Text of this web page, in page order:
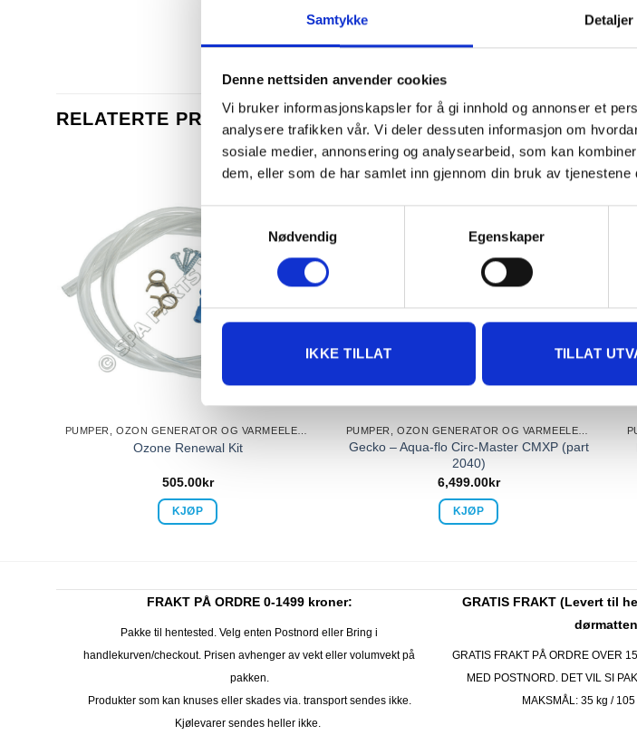
Samtykke Detaljer
Denne nettsiden anvender cookies
Vi bruker informasjonskapsler for å gi innhold og annonser et
analysere trafikken vår. Vi deler dessuten informasjon om
sosiale medier, annonsering og analysearbeid, som kan
dem, eller som de har samlet inn gjennom din bruk av tjenestene
Samtykkevalg
Nødvendig
Egenskaper
IKKE TILLAT TILLAT
Dimensjoner: Lengde: 215 mm
RELATERTE PRODUKTER
Ozone Renewal Kit
505.00kr
KJØP
Gecko – Aqua-flo Circ-Master CMXP (part
2040)
6,499.00kr
KJØP
FRAKT PÅ ORDRE 0-1499 kroner:
Pakke til hentested. Velg enten Postnord eller Bring i
handlekurven/checkout. Prisen avhenger av vekt eller volumvekt på
pakken.
Produkter som kan knuses eller skades via. transport sendes ikke.
Kjølevarer sendes heller ikke.
GRATIS FRAKT (Levert til
GRATIS FRAKT PÅ ORDRE OVER
MED POSTNORD. DET VIL SI
MAKSMÅL:35 kg /